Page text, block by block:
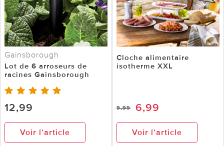
Gainsborough
Lot de 6 arroseurs de
racines Gainsborough
12,99
Voir l’article
Cloche alimentaire
isotherme XXL
9,99 6,99
Voir l’article